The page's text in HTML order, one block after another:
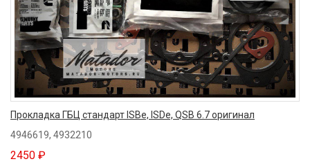
Прокладка ГБЦ стандарт ISBe, ISDe, QSB 6.7 оригинал
4946619, 4932210
2450 ₽